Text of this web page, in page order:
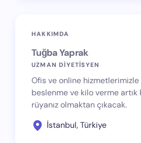
HAKKIMDA
Tuğba Yaprak
UZMAN DİYETİSYEN
Ofis ve online hizmetlerimizle
beslenme ve kilo verme artık
rüyanız olmaktan çıkacak.
İstanbul, Türkiye